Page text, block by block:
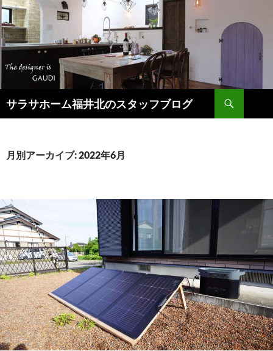
サラサホーム福井北のスタッフブログ
索
ン
キ
ッ
プ
月別アーカイブ: 2022年6月